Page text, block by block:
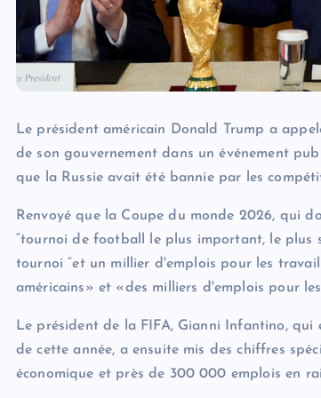
Le président américain Donald Trump a
de son gouvernement dans un événement
que la Russie avait été bannie par les
Renvoyé que la Coupe du monde 2026, qui
“tournoi de football le plus important, le plus
tournoi “et un millier d'emplois pour les
américains» et «des milliers d'emplois pour
Le président de la FIFA, Gianni Infantino,
de cette année, a ensuite mis des chiffres
économique et près de 300 000 emplois en